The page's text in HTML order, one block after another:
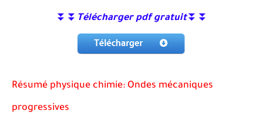
⏬⏬ Télécharger pdf gratuit⏬⏬
Résumé physique chimie: Ondes mécaniques
progressives